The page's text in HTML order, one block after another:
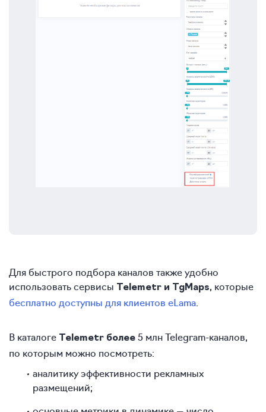
Для быстрого подбора каналов также удобно
использовать сервисы
Telemetr и TgMaps, которые
бесплатно доступны для клиентов eLama
В каталоге Telemetr более 5 млн Telegram-каналов,
по которым можно посмотреть:
аналитику эффективности рекламных
размещений;